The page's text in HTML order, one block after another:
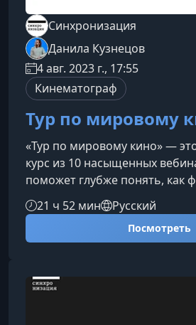
Синхронизация
Данила Кузнецов
4 авг. 2023 г., 17:55
Кинематограф
Тур по мировому
«Тур по мировому кино» —
курс из 10 насыщенных
поможет глубже понять, как
ключевые
Европы, США и Азии. Мы
взаимосвязи между школами,
узнаете на курсеКурс поможет
киноиндустрию как единый
где идеи путешествуют
21 ч 52 мин Русский
Посмотреть